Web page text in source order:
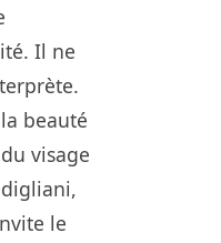
Il ne
beauté
visage
le